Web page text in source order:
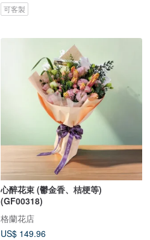
可客製
心醉花束 (鬱金香、桔梗等)
(GF00318)
格蘭花店
US$ 149.96